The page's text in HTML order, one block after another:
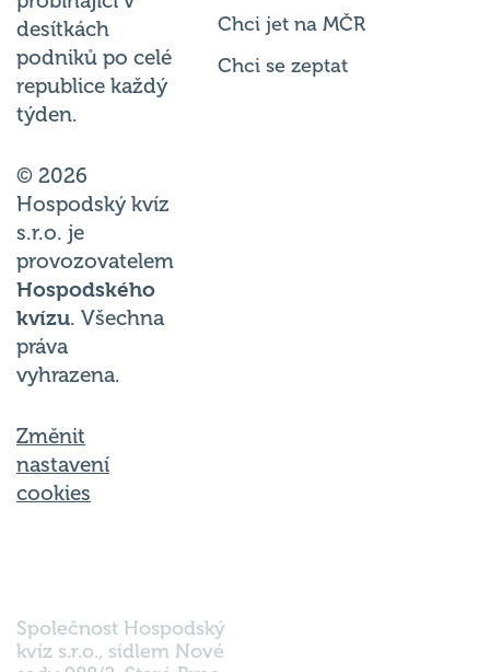
desítkách
podniků po celé
republice každý
týden.
© 2026
Hospodský kvíz
s.r.o. je
provozovatelem
Hospodského
kvízu. Všechna
práva
vyhrazena.
Změnit
nastavení
cookies
Chci jet na MČR
Chci se zeptat
Společnost Hospodský
kvíz s.r.o., sídlem Nové